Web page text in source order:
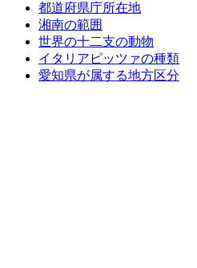
都道府県庁所在地
湘南の範囲
世界の十二支の動物
イタリアピッツァの種類
愛知県が属する地方区分